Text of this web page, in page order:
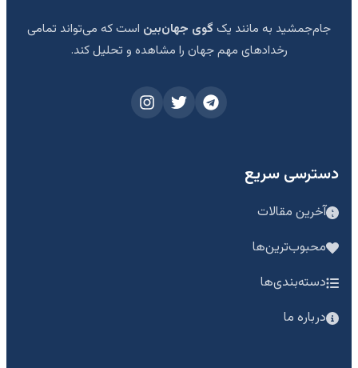
جام‌جمشید به مانند یک گوی جهان‌بین است که می‌تواند تمامی
رخدادهای مهم جهان را مشاهده و تحلیل کند.
دسترسی سریع
آخرین مقالات
محبوب‌ترین‌ها
دسته‌بندی‌ها
درباره ما